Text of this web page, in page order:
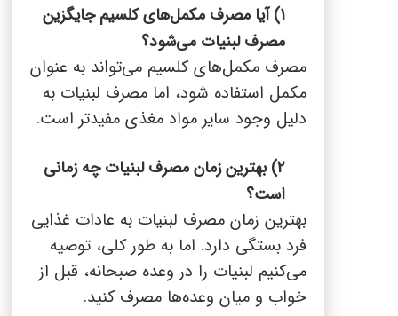
1) آیا مصرف مکمل‌های کلسیم جایگزین
مصرف لبنیات می‌شود؟
مصرف مکمل‌های کلسیم می‌تواند به عنوان
مکمل استفاده شود، اما مصرف لبنیات به
دلیل وجود سایر مواد مغذی مفیدتر است.
2) بهترین زمان مصرف لبنیات چه زمانی
است؟
بهترین زمان مصرف لبنیات به عادات غذایی
فرد بستگی دارد. اما به طور کلی، توصیه
می‌کنیم لبنیات را در وعده صبحانه، قبل از
خواب و میان وعده‌ها مصرف کنید.